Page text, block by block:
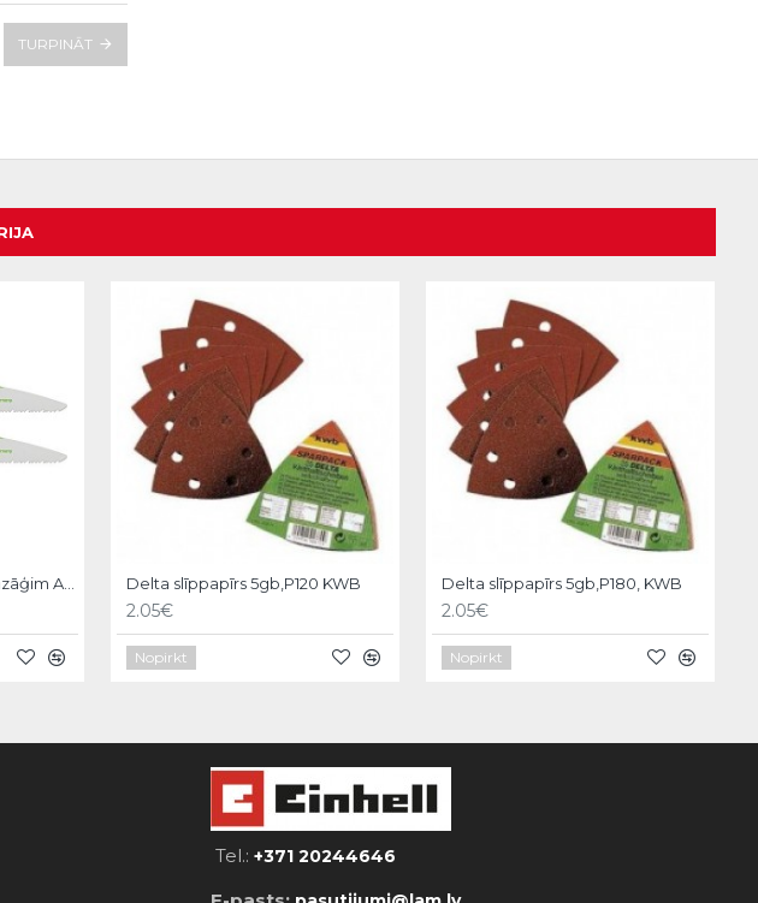
TURPINĀT
Bimetāla asmens zobenzāģim AKKU-TOP,150/130mm,2gb, KWB Delta slīppapīrs 5gb,P120 KWB
2.05€
Nopirkt
Delta slīppapīrs 5gb,P180, KWB
2.05€
Nopirkt
Tel.:+371 20244646